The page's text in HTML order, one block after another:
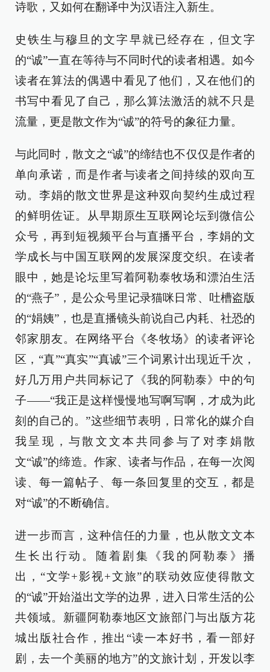
诗歌，又如何在翻译中为汉语注入新生。
史铁生与穆旦的文字早就已经存在，但文字
的“诚”一直在等待与不同时代的读者相遇。如今
读者在算法的偶遇中看见了他们，又在他们的
书写中看见了自己，那么算法激活的就不只是
流量，更是散文作为“诚”的符号的象征力量。
与此同时，散文之“诚”的缔结也不仅仅是作者的
单向承诺，而是作者与读者之间持续的双向互
动。李娟的散文世界是这种双向契约生成过程
的鲜明佐证。从早期原生互联网论坛到微信公
众号，再到短视频平台与直播平台，李娟的文
学成长与中国互联网的发展深度交织。在读者
眼中，她是论坛里写着阿勒泰牧场和漂泊生活
的“燕子”，是公众号里记录猫咪日常、吐槽盗版
的“娟姨”，也是直播镜头前说自己内耗、社恐的
邻家朋友。在网络平台《冬牧场》的读者评论
区，“真”“真实”“真诚”三个词累计出现近千次，
好几万用户共同标记了《我的阿勒泰》中的句
子——“我正是这样慢慢地写啊写啊，才成为此
刻的自己的。”这些细节表明，日常化的媒介自
我呈现，与散文文本共同参与了对李娟散
文“诚”的缔造。作家、读者与作品，在每一次阅
读、每一篇帖子、每一条回复里的交互，都是
对“诚”的不断确信。
进一步而言，这种信任的力量，也从散文文本
生长出行动。随着剧集《我的阿勒泰》播
出，“文学+影视+文旅”的联动效应使得散文
的“诚”开始溢出文学的边界，进入日常生活的公
共领域。新疆阿勒泰地区文旅部门与出版方花
城出版社合作，推出“读一本好书，看一部好
剧，去一个美丽的地方”的文旅计划，开发以李